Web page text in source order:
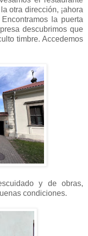
otra dirección, ¡ahora
la puerta
descubrimos que
timbre. Accedemos
y de obras,
condiciones.